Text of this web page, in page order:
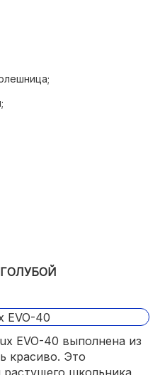
ГОЛУБОЙ
EVO-40 выполнена из
красиво. Это